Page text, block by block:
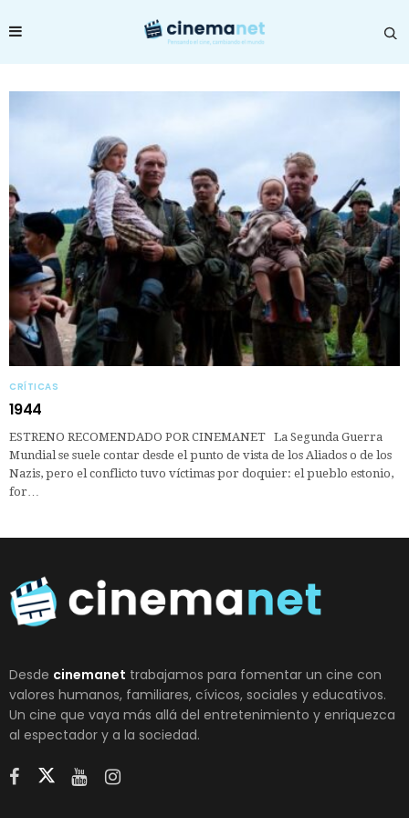
CRÍTICAS
1944
ESTRENO RECOMENDADO POR CINEMANET La Segunda Guerra
Mundial se suele contar desde el punto de vista de los Aliados o de los
Nazis, pero el conflicto tuvo víctimas por doquier: el pueblo estonio,
for…
Desde cinemanet trabajamos para fomentar un cine con
valores humanos, familiares, cívicos, sociales y educativos.
Un cine que vaya más allá del entretenimiento y enriquezca
al espectador y a la sociedad.